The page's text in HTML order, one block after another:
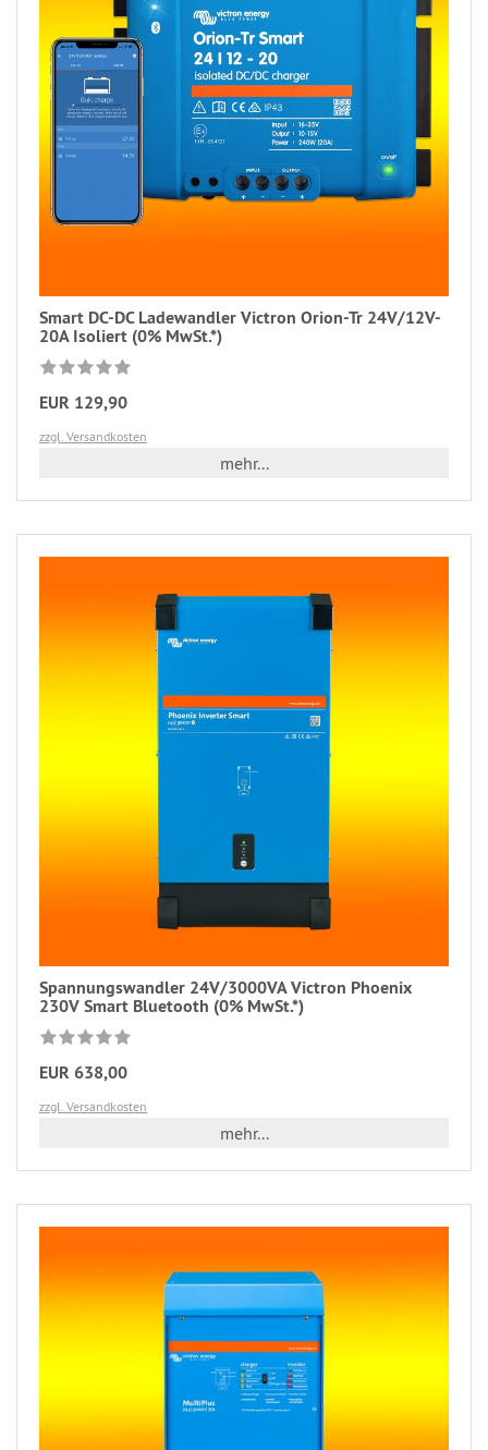
Smart DC-DC Ladewandler Victron Orion-Tr 24V/12V-
20A Isoliert (0% MwSt.*)
EUR 129,90
zzgl. Versandkosten
mehr...
Spannungswandler 24V/3000VA Victron Phoenix
230V Smart Bluetooth (0% MwSt.*)
EUR 638,00
zzgl. Versandkosten
mehr...